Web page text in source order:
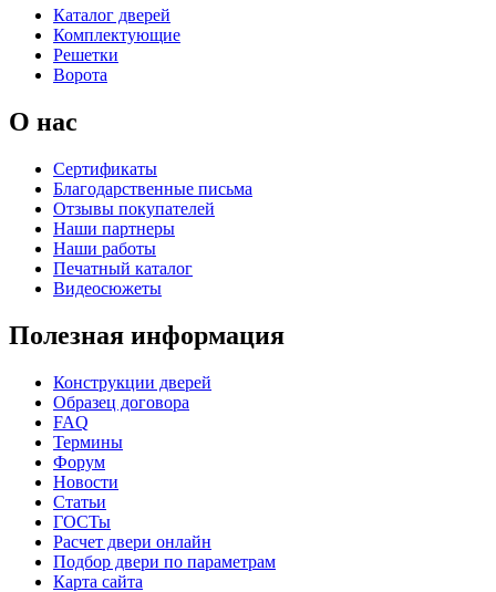
Каталог дверей
Комплектующие
Решетки
Ворота
О нас
Сертификаты
Благодарственные письма
Отзывы покупателей
Наши партнеры
Наши работы
Печатный каталог
Видеосюжеты
Полезная информация
Конструкции дверей
Образец договора
FAQ
Термины
Форум
Новости
Статьи
ГОСТы
Расчет двери онлайн
Подбор двери по параметрам
Карта сайта